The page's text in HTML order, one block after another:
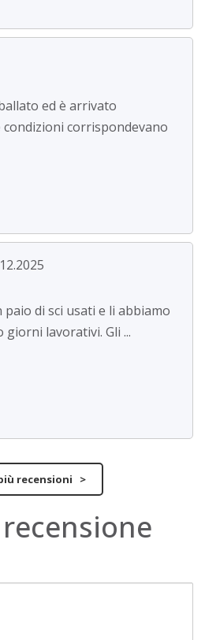
ed è arrivato
corrispondevano
di sci usati e li abbiamo
lavorativi. Gli ...
recensioni >